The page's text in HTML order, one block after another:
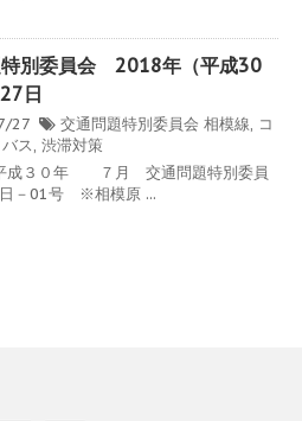
特別委員会 2018年（平成30
日
27 交通問題特別委員会 相模線, コ
ス, 渋滞対策
成３０年 ７月 交通問題特別委員
－01号 ※相模原 ...